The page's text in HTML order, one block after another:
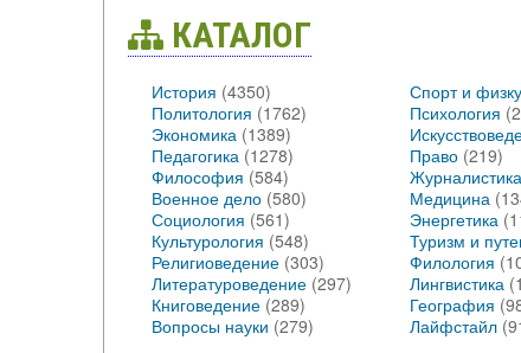
КАТАЛОГ
История (4350)
Политология (1762)
Экономика (1389)
Педагогика (1278)
Философия (584)
Военное дело (580)
Социология (561)
Культурология (548)
Религиоведение (303)
Литературоведение (297)
Книговедение (289)
Вопросы науки (279)
Спорт и
Психология
Право (219)
Журналистика
Медицина
Энергетика
Туризм и
Филология
Лингвистика
География
Лайфстайл